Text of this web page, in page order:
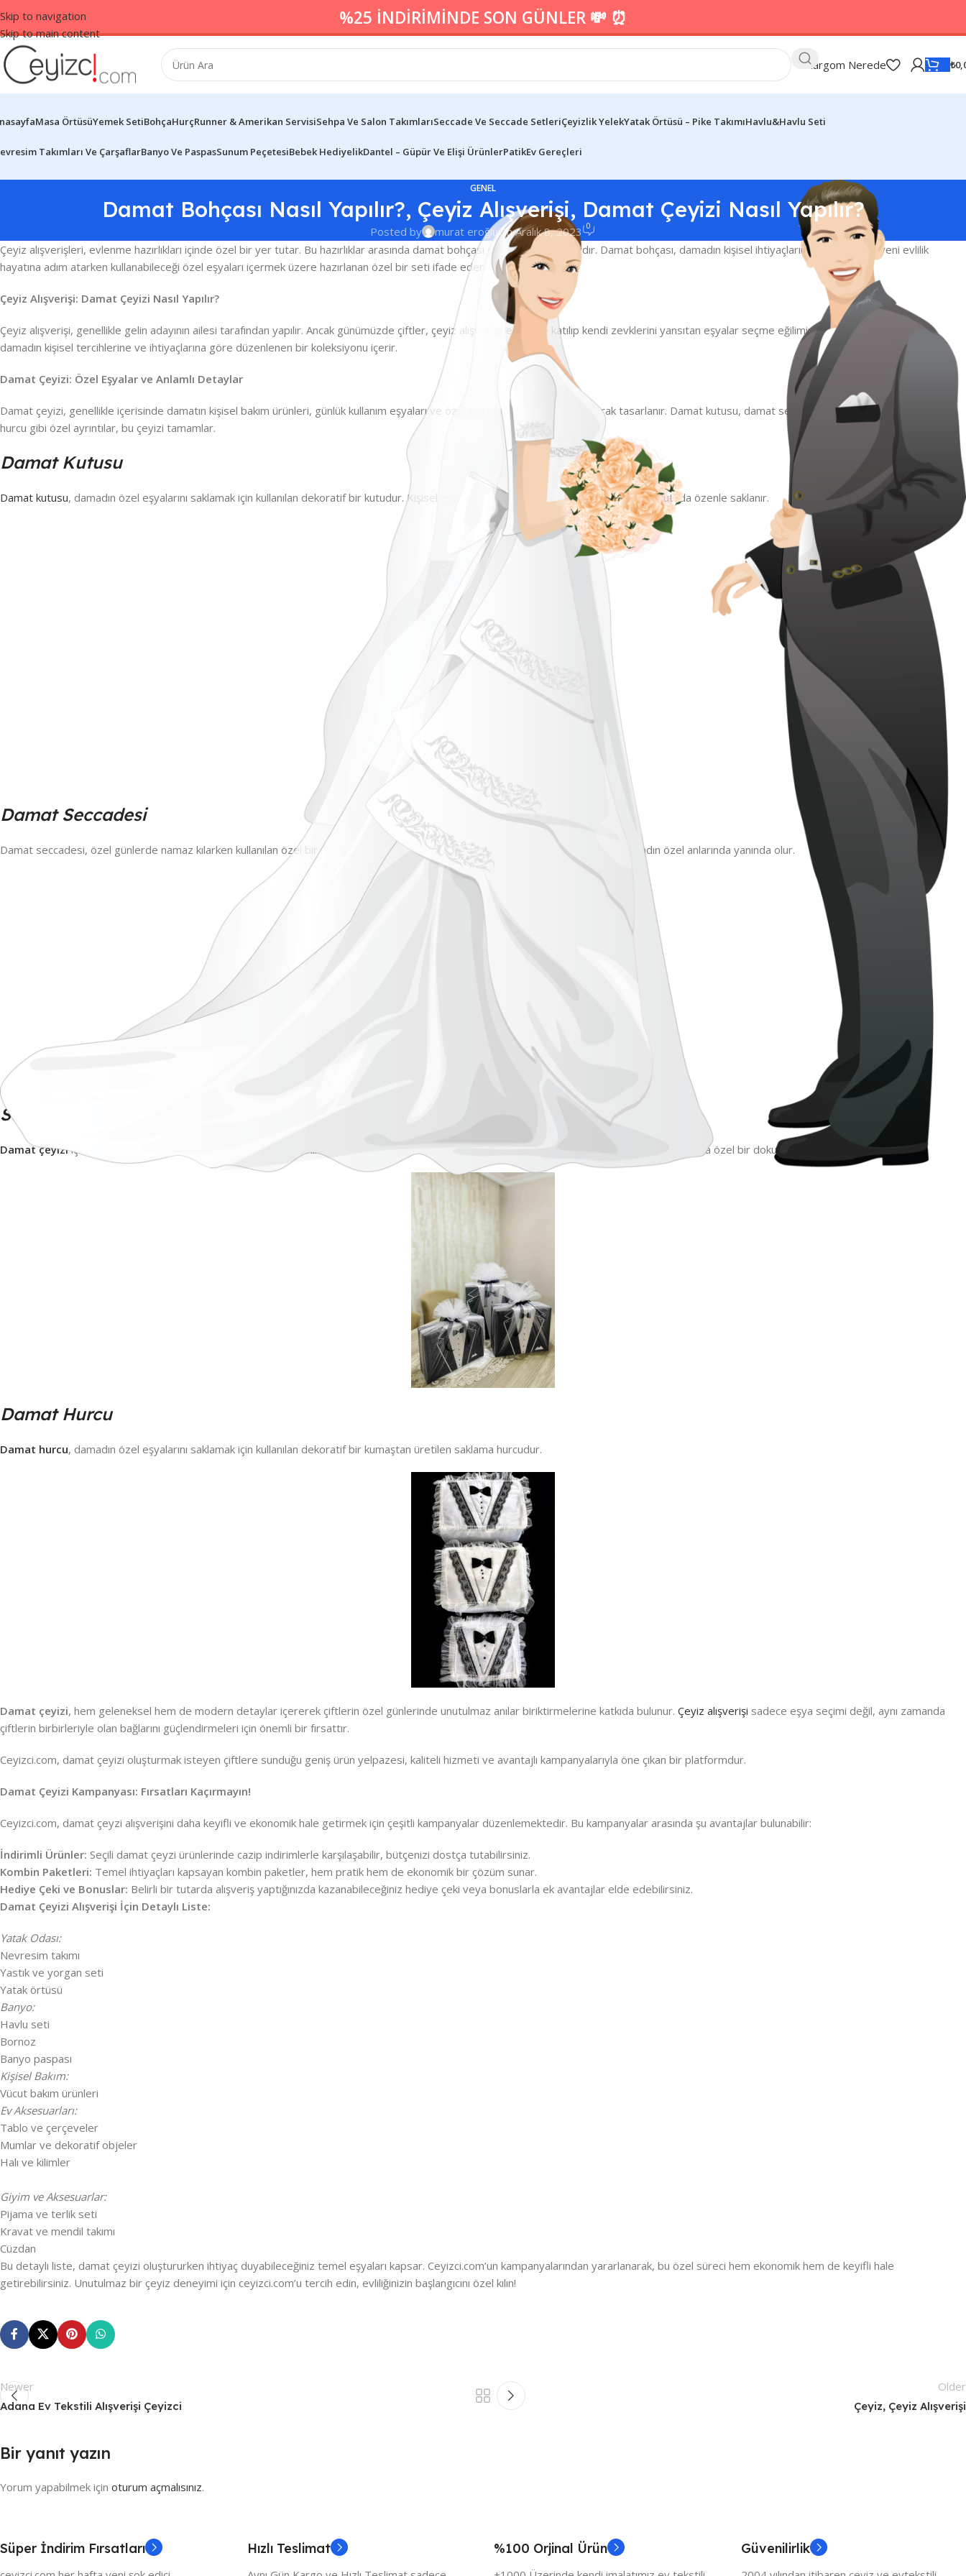
Skip to navigation
Skip to main content
%25 İNDİRİMİNDE SON GÜNLER 💸 ⏰
Kargom Nerede ₺
Masa ÖrtüsüYemek SetiBohçaHurçRunner & Amerikan ServisiSehpa Ve Salon TakımlarıSeccade Ve Seccade SetleriÇeyizlik YelekYatak Örtüsü – Pike TakımıHavlu&Havlu Seti
Takımları Ve ÇarşaflarBanyo Ve PaspasSunum PeçetesiBebek HediyelikDantel – Güpür Ve Elişi ÜrünlerPatikEv Gereçleri
GENEL
Damat Bohçası Nasıl Yapılır?, Çeyiz Alışverişi, Damat Çeyizi Nasıl Yapılır?
Posted by murat eroğluOn Aralık 8, 2023 0
Çeyiz alışverişleri, evlenme hazırlıkları içinde özel bir yer tutar. Bu hazırlıklar arasında damat bohçası da önemli bir detaydır. Damat bohçası, damadın kişisel ihtiyaçlarını karşılamak ve yeni evlilik
hayatına adım atarken kullanabileceği özel eşyaları içermek üzere hazırlanan özel bir seti ifade eder.
Çeyiz Alışverişi: Damat Çeyizi Nasıl Yapılır?
Çeyiz alışverişi, genellikle gelin adayının ailesi tarafından yapılır. Ancak günümüzde çiftler, çeyiz alışverişine birlikte katılıp kendi zevklerini yansıtan eşyalar seçme eğilimindedirler.
,
damadın kişisel tercihlerine ve ihtiyaçlarına göre düzenlenen bir koleksiyonu içerir.
Damat Çeyizi: Özel Eşyalar ve Anlamlı Detaylar
Damat çeyizi, genellikle içerisinde damatın kişisel bakım ürünleri, günlük kullanım eşyaları ve özel anıları barındıran bir set olarak tasarlanır. Damat kutusu, damat seccadesi, süsleme tülü ve damat
hurcu gibi özel ayrıntılar, bu çeyizi tamamlar.
Damat Kutusu
Damat kutusu, damadın özel eşyalarını saklamak için kullanılan dekoratif bir kutudur. Kişisel eşyalar, takılar ve günlük kullanım ürünleri bu kutuda özenle saklanır.
Damat Seccadesi
Damat seccadesi, özel günlerde namaz kılarken kullanılan özel bir seccadedir. Genellikle geleneğe uygun bir şekilde süslenir ve damadın özel anlarında yanında olur.
Süsleme Tülü
Damat çeyiziiçinde bulunan süsleme tülü, genellikle çeyiz hazırlıklarında kullanılan özel bir kumaştır. Dekoratif amaçlı kullanılarak evlilik hazırlıklarına özel bir dokunuş katar.
Damat Hurcu
Damat hurcu, damadın özel eşyalarını saklamak için kullanılan dekoratif bir kumaştan üretilen saklama hurcudur.
Damat çeyizi, hem geleneksel hem de modern detaylar içererek çiftlerin özel günlerinde unutulmaz anılar biriktirmelerine katkıda bulunur. Çeyiz alışverişi sadece eşya seçimi değil, aynı zamanda
çiftlerin birbirleriyle olan bağlarını güçlendirmeleri için önemli bir fırsattır.
Ceyizci.com, damat çeyizi oluşturmak isteyen çiftlere sunduğu geniş ürün yelpazesi, kaliteli hizmeti ve avantajlı kampanyalarıyla öne çıkan bir platformdur.
Damat Çeyizi Kampanyası: Fırsatları Kaçırmayın!
Ceyizci.com, damat çeyzi alışverişini daha keyifli ve ekonomik hale getirmek için çeşitli kampanyalar düzenlemektedir. Bu kampanyalar arasında şu avantajlar bulunabilir:
İndirimli Ürünler: Seçili damat çeyzi ürünlerinde cazip indirimlerle karşılaşabilir, bütçenizi dostça tutabilirsiniz.
Kombin Paketleri: Temel ihtiyaçları kapsayan kombin paketler, hem pratik hem de ekonomik bir çözüm sunar.
Hediye Çeki ve Bonuslar: Belirli bir tutarda alışveriş yaptığınızda kazanabileceğiniz hediye çeki veya bonuslarla ek avantajlar elde edebilirsiniz.
Damat Çeyizi Alışverişi İçin Detaylı Liste:
Yatak Odası:
Nevresim takımı
Yastık ve yorgan seti
Yatak örtüsü
Banyo:
Havlu seti
Bornoz
Banyo paspası
Kişisel Bakım:
Vücut bakım ürünleri
Ev Aksesuarları:
Tablo ve çerçeveler
Mumlar ve dekoratif objeler
Halı ve kilimler
Giyim ve Aksesuarlar:
Pijama ve terlik seti
Kravat ve mendil takımı
Cüzdan
Bu detaylı liste, damat çeyizi oluştururken ihtiyaç duyabileceğiniz temel eşyaları kapsar. Ceyizci.com’un kampanyalarından yararlanarak, bu özel süreci hem ekonomik hem de keyifli hale
getirebilirsiniz. Unutulmaz bir çeyiz deneyimi için ceyizci.com’u tercih edin, evliliğinizin başlangıcını özel kılın!
Newer
Adana Ev Tekstili Alışverişi Çeyizci
Older
Çeyiz, Çeyiz Alışverişi
Bir yanıt yazın
Yorum yapabilmek için oturum açmalısınız.
Süper İndirim Fırsatları Hızlı Teslimat %100 Orjinal Ürün Güvenilirlik